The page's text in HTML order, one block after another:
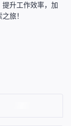
升工作效率，加
旅！